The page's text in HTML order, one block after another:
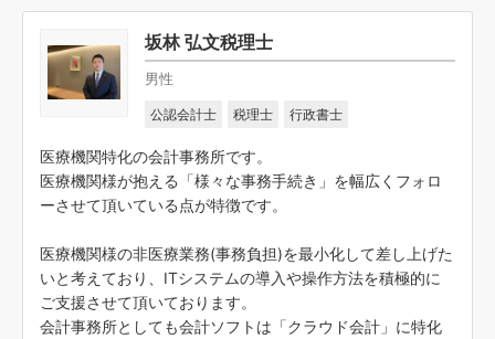
坂林 弘文税理士
男性
公認会計士 税理士 行政書士
医療機関特化の会計事務所です。
医療機関様が抱える「様々な事務手続き」を幅広くフォロ
ーさせて頂いている点が特徴です。
医療機関様の非医療業務(事務負担)を最小化して差し上げた
いと考えており、ITシステムの導入や操作方法を積極的に
ご支援させて頂いております。
会計事務所としても会計ソフトは「クラウド会計」に特化